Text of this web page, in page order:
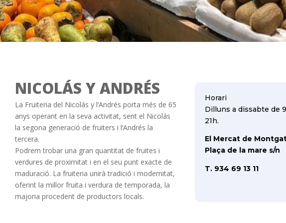
NICOLÁS Y ANDRÉS
La Fruiteria del Nicolás y l’Andrés porta més de 65
anys operant en la seva activitat, sent el Nicolás
la segona generació de fruiters i l’Andrés la
tercera.
Podrem trobar una gran quantitat de fruites i
verdures de proximitat i en el seu punt exacte de
maduració. La fruiteria unirà tradició i modernitat,
oferint la millor fruita i verdura de temporada, la
majoria procedent de productors locals.
Horari
Dilluns a dissabte de
21h.
El Mercat de
Plaça de la mare s/n
T. 934 69 13 11